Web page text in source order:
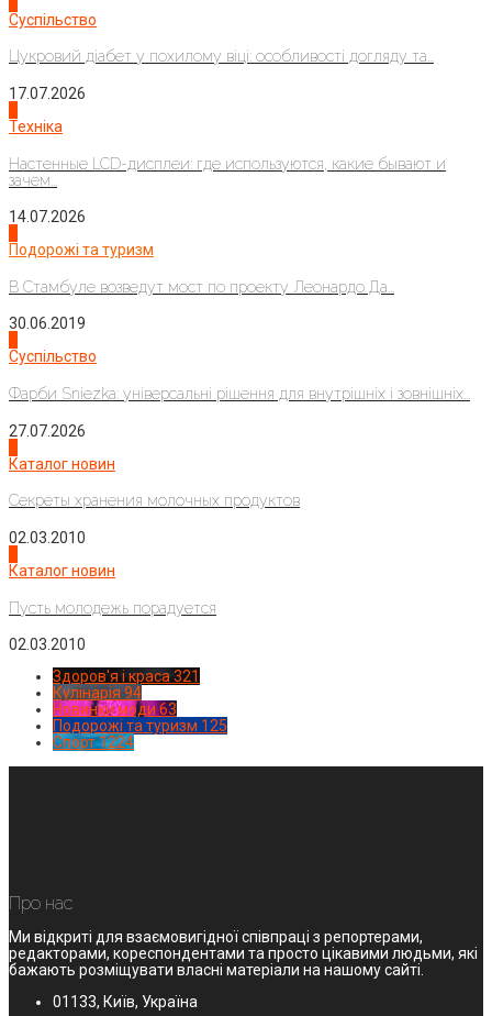
Суспільство
Цукровий діабет у похилому віці: особливості догляду та...
17.07.2026
Техніка
Настенные LCD-дисплеи: где используются, какие бывают и
зачем...
14.07.2026
Подорожі та туризм
В Стамбуле возведут мост по проекту Леонардо Да...
30.06.2019
Суспільство
Фарби Sniezka: універсальні рішення для внутрішніх і зовнішніх...
27.07.2026
Каталог новин
Секреты хранения молочных продуктов
02.03.2010
Каталог новин
Пусть молодежь порадуется
02.03.2010
Здоров'я і краса 321
Кулінарія 94
Новинки моди 63
Подорожі та туризм 125
Спорт1224
Про нас
Ми відкриті для взаємовигідної співпраці з репортерами,
редакторами, кореспондентами та просто цікавими людьми, які
бажають розміщувати власні матеріали на нашому сайті.
01133, Київ, Україна